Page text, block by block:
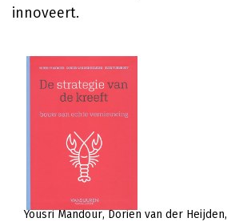
innoveert.
Yousri Mandour Dorien van der Heijden